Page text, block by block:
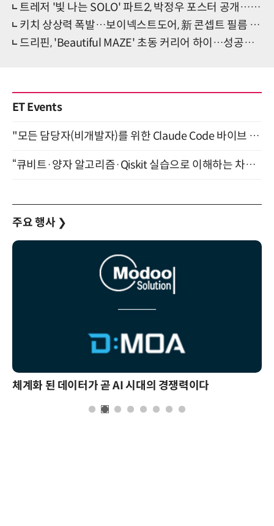
트레저 '빛 나는 SOLO' 파트2, 박정우 포스터 공개…기대 폭발
키치 상상력 폭발…보이넥스트도어, 新 콘셉트 필름 시선 집중
드리핀, 'Beautiful MAZE' 초동 커리어 하이…성공적 컴백
ET Events
"모든 담당자(비개발자)를 위한 Claude Code 바이브 코딩 2-day 부트캠프" 9월 16~17일 개최
“큐비트·양자 알고리즘·Qiskit 실습으로 이해하는 차세대 컴퓨팅” (8/28)
주요 행사 ❯
체계화 된 데이터가 곧 AI 시대의 경쟁력이다